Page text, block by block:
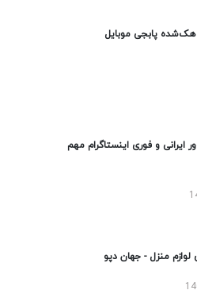
هک‌شده پابجی موبایل
ایرانی و فوری اینستاگرام مهم
لوازم منزل - جهان دپو